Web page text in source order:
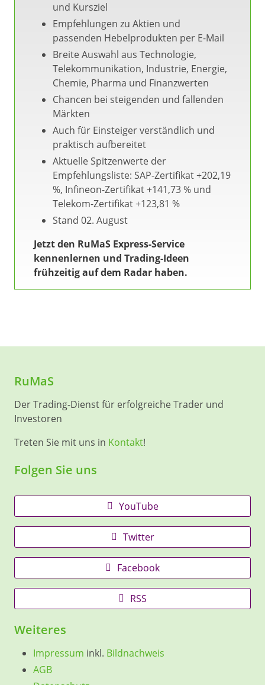
und Kursziel
Empfehlungen zu Aktien und
passenden Hebelprodukten per E-Mail
Breite Auswahl aus Technologie,
Telekommunikation, Industrie, Energie,
Chemie, Pharma und Finanzwerten
Chancen bei steigenden und fallenden
Märkten
Auch für Einsteiger verständlich und
praktisch aufbereitet
Aktuelle Spitzenwerte der
Empfehlungsliste: SAP-Zertifikat +202,19
%, Infineon-Zertifikat +141,73 % und
Telekom-Zertifikat +123,81 %
Stand 02. August
Jetzt den RuMaS Express-Service
kennenlernen und Trading-Ideen
frühzeitig auf dem Radar haben.
RuMaS
Der Trading-Dienst für erfolgreiche Trader und
Investoren
Treten Sie mit uns in Kontakt!
Folgen Sie uns
YouTube
Twitter
Facebook
RSS
Weiteres
Impressum inkl. Bildnachweis
AGB